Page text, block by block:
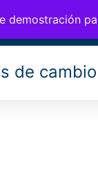
demostración
de